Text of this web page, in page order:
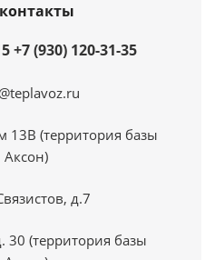
+7 (930) 120-31-35
13В (территория базы
Аксон)
д.7
30 (территория базы